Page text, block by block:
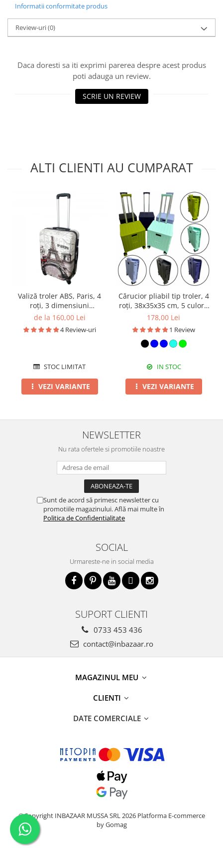
Informatii conformitate produs
Review-uri(0)
Daca doresti sa iti exprimi parerea despre acest produs
poti adauga un review.
SCRIE UN REVIEW
ALTI CLIENTI AU CUMPARAT
Valiză troler ABS, Paris, 4
roți, 3 dimensiuni
disponibile
de la 160,00 Lei
4 Review-uri
STOC LIMITAT
VEZI VARIANTE
Cărucior pliabil tip troler, 4
roți, 38x35x35 cm, 5 culori,
cu capac și mâner
telescopic
178,00 Lei
1 Review
IN STOC
VEZI VARIANTE
NEWSLETTER
Nu rata ofertele si promotiile noastre
Sunt de acord să primesc newsletter cu
promotiile magazinului. Află mai multe în
Politica de Confidentialitate
SOCIAL
Urmareste-ne in social media
SUPORT CLIENTI
0733 453 436
contact@inbazaar.ro
MAGAZINUL MEU
CLIENTI
DATE COMERCIALE
©Copyright INBAZAAR MUSSA SRL 2026 Platforma E-commerce
by Gomag